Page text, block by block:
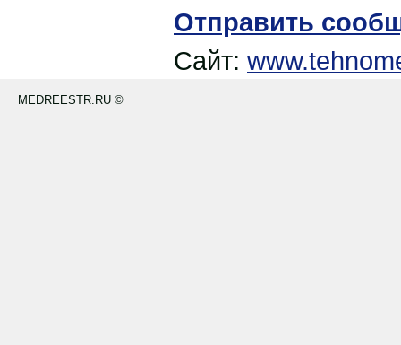
Отправить
Сайт:
MEDREESTR.RU ©